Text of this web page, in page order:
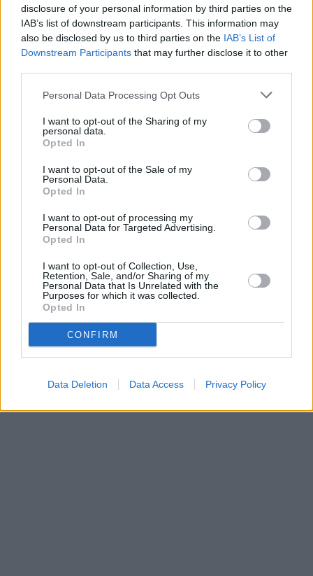
disclosure of your personal information by third parties on the
IAB’s list of downstream participants. This information may
also be disclosed by us to third parties on the IAB’s List of
Downstream Participants that may further disclose it to other
Personal Data Processing Opt Outs
I want to opt-out of the Sharing of my
personal data.
Opted In
I want to opt-out of the Sale of my
Personal Data.
Opted In
I want to opt-out of processing my
Personal Data for Targeted Advertising.
Opted In
I want to opt-out of Collection, Use,
Retention, Sale, and/or Sharing of my
Personal Data that Is Unrelated with the
Purposes for which it was collected.
Opted In
CONFIRM
Data Deletion Data Access Privacy Policy
από ποτέ να συνεχίσω να ξεπερνώ τα όρια
μαζί με αυτή την απίστευτη ομάδα ανθρώπων,
καθώς διαμορφώνουμε το μέλλον του
ηλεκτρονικού εμπορίου.
Διαβάστε επίσης:
πακέτο της Skroutz, με αποτίμηση 635 εκατ.
ευρώ